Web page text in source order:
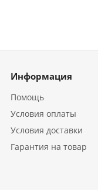
Информация
Помощь
Условия оплаты
Условия доставки
Гарантия на товар